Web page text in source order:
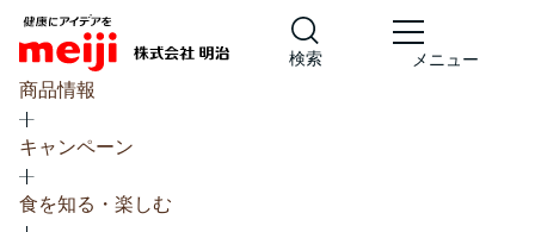
検索 メニュー
商品情報
キャンペーン
食を知る・楽しむ